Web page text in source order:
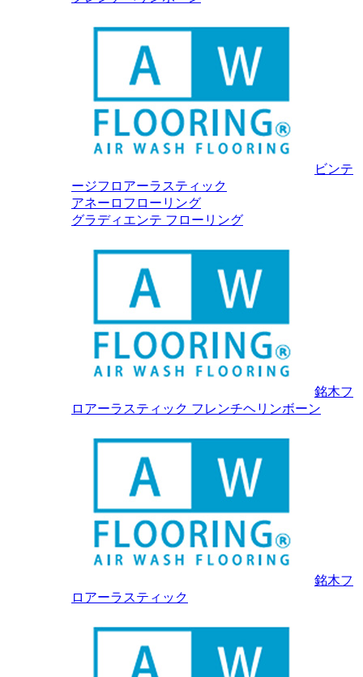
ビンテ
ージフロアーラスティック
アネーロフローリング
グラディエンテ フローリング
銘木フ
ロアーラスティック フレンチヘリンボーン
銘木フ
ロアーラスティック